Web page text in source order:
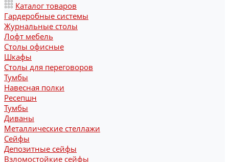
Каталог товаров
Гардеробные системы
Журнальные столы
Лофт мебель
Столы офисные
Шкафы
Столы для переговоров
Тумбы
Навесная полки
Ресепшн
Тумбы
Диваны
Металлические стеллажи
Сейфы
Депозитные сейфы
Взломостойкие сейфы